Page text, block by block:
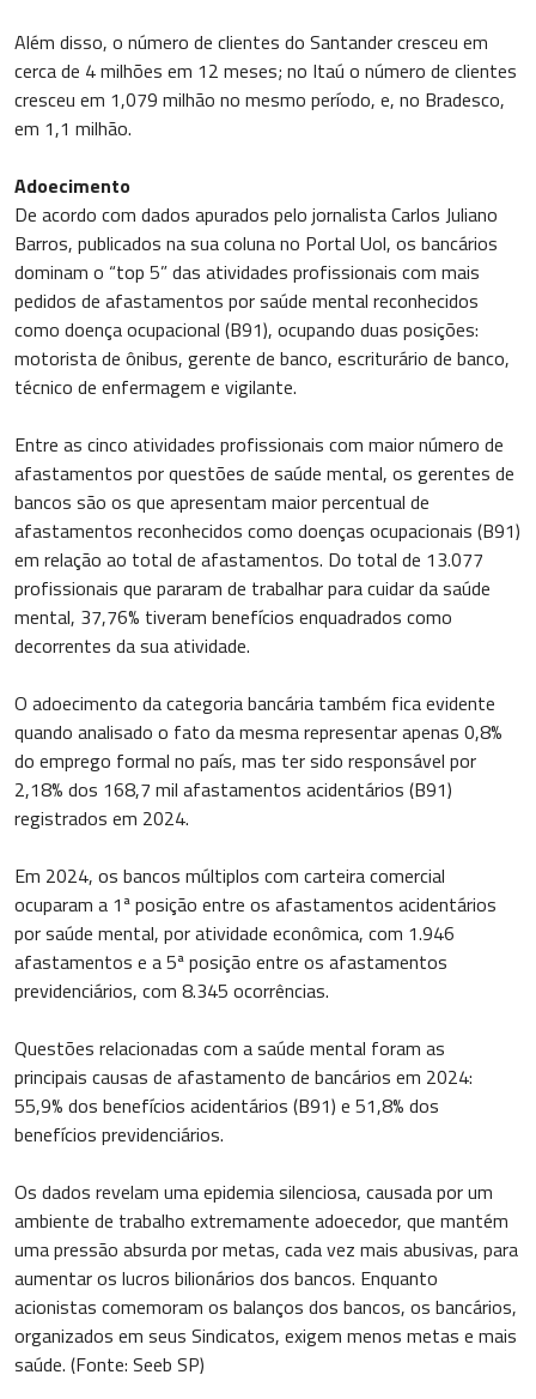
Além disso, o número de clientes do Santander cresceu em
cerca de 4 milhões em 12 meses; no Itaú o número de clientes
cresceu em 1,079 milhão no mesmo período, e, no Bradesco,
em 1,1 milhão.
Adoecimento
De acordo com dados apurados pelo jornalista Carlos Juliano
Barros, publicados na sua coluna no Portal Uol, os bancários
dominam o “top 5” das atividades profissionais com mais
pedidos de afastamentos por saúde mental reconhecidos
como doença ocupacional (B91), ocupando duas posições:
motorista de ônibus, gerente de banco, escriturário de banco,
técnico de enfermagem e vigilante.
Entre as cinco atividades profissionais com maior número de
afastamentos por questões de saúde mental, os gerentes de
bancos são os que apresentam maior percentual de
afastamentos reconhecidos como doenças ocupacionais (B91)
em relação ao total de afastamentos. Do total de 13.077
profissionais que pararam de trabalhar para cuidar da saúde
mental, 37,76% tiveram benefícios enquadrados como
decorrentes da sua atividade.
O adoecimento da categoria bancária também fica evidente
quando analisado o fato da mesma representar apenas 0,8%
do emprego formal no país, mas ter sido responsável por
2,18% dos 168,7 mil afastamentos acidentários (B91)
registrados em 2024.
Em 2024, os bancos múltiplos com carteira comercial
ocuparam a 1ª posição entre os afastamentos acidentários
por saúde mental, por atividade econômica, com 1.946
afastamentos e a 5ª posição entre os afastamentos
previdenciários, com 8.345 ocorrências.
Questões relacionadas com a saúde mental foram as
principais causas de afastamento de bancários em 2024:
55,9% dos benefícios acidentários (B91) e 51,8% dos
benefícios previdenciários.
Os dados revelam uma epidemia silenciosa, causada por um
ambiente de trabalho extremamente adoecedor, que mantém
uma pressão absurda por metas, cada vez mais abusivas, para
aumentar os lucros bilionários dos bancos. Enquanto
acionistas comemoram os balanços dos bancos, os bancários,
organizados em seus Sindicatos, exigem menos metas e mais
saúde. (Fonte: Seeb SP)